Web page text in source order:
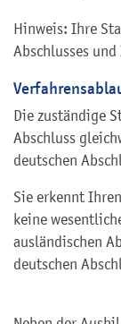
Hinweis: Ihre
Abschlusses
Die zuständige
Abschluss
deutschen
Sie erkennt
keine
ausländischen
deutschen